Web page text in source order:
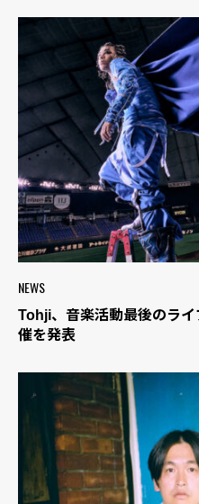
NEWS
Tohji、音楽活動最後のラ
催を発表